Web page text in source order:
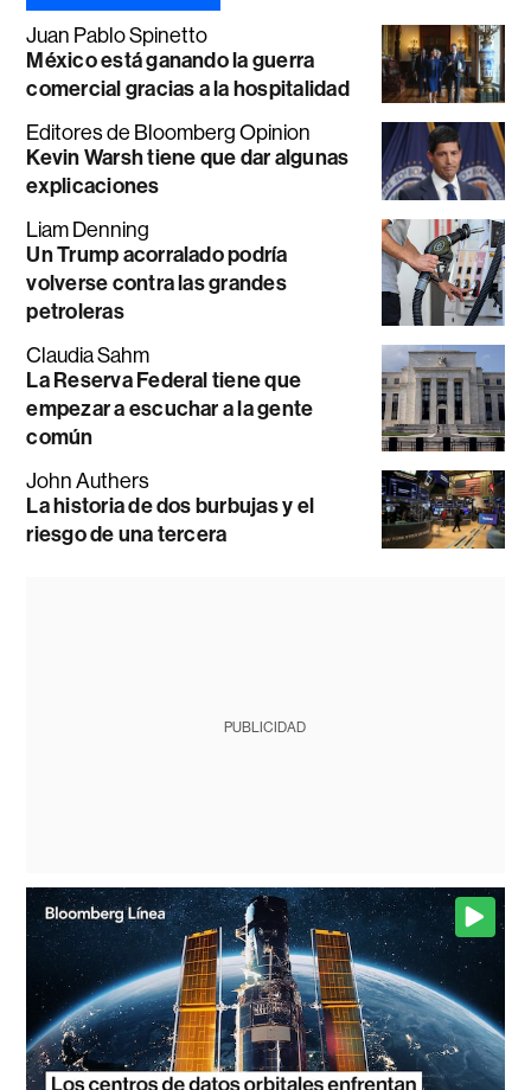
Juan Pablo Spinetto
México está ganando la guerra
comercial gracias a la hospitalidad
Editores de Bloomberg Opinion
Kevin Warsh tiene que dar algunas
explicaciones
Liam Denning
Un Trump acorralado podría
volverse contra las grandes
petroleras
Claudia Sahm
La Reserva Federal tiene que
empezar a escuchar a la gente
común
John Authers
La historia de dos burbujas y el
riesgo de una tercera
PUBLICIDAD